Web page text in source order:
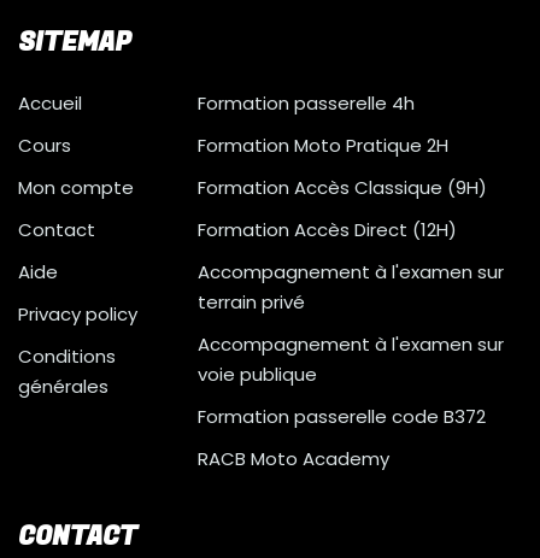
SITEMAP
Accueil
Cours
Mon compte
Contact
Aide
Privacy policy
Conditions
générales
Formation passerelle 4h
Formation Moto Pratique 2H
Formation Accès Classique (9H)
Formation Accès Direct (12H)
Accompagnement à l'examen sur
terrain privé
Accompagnement à l'examen sur
voie publique
Formation passerelle code B372
RACB Moto Academy
CONTACT